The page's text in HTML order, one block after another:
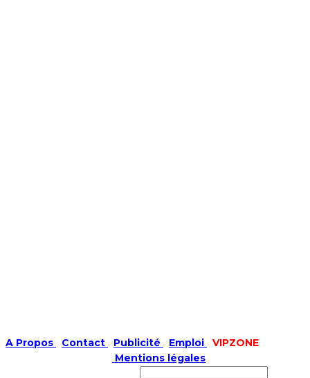
A Propos Contact Publicité Emploi
VIPZONE
Mentions légales